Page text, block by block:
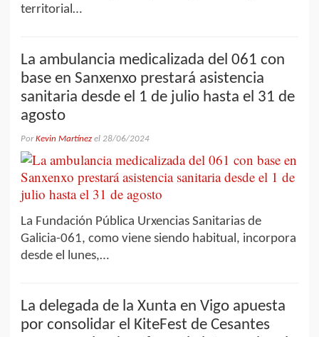
territorial…
La ambulancia medicalizada del 061 con
base en Sanxenxo prestará asistencia
sanitaria desde el 1 de julio hasta el 31 de
agosto
PorKevin Martínez el 28/06/2024
La Fundación Pública Urxencias Sanitarias de
Galicia-061, como viene siendo habitual, incorpora
desde el lunes,…
La delegada de la Xunta en Vigo apuesta
por consolidar el KiteFest de Cesantes